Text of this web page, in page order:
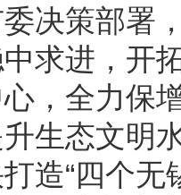
决策部署
求进，开
，全力保
生态文明
造“四个无